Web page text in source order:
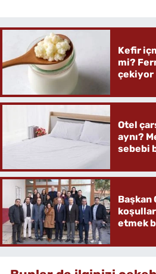
Kefir
mi?
çekiyor
Otel
aynı?
sebebi
Başkan
etmek